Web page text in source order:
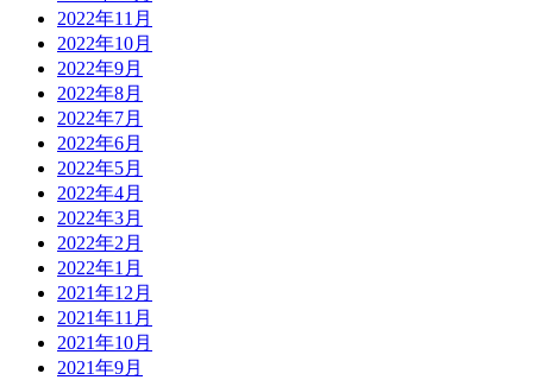
2022年11月
2022年10月
2022年9月
2022年8月
2022年7月
2022年6月
2022年5月
2022年4月
2022年3月
2022年2月
2022年1月
2021年12月
2021年11月
2021年10月
2021年9月